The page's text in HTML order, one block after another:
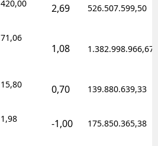
420,00 2,69 526.507.599,50
71,06
1,08 1.382.998.966,67
15,80 0,70 139.880.639,33
1,98 -1,00 175.850.365,38